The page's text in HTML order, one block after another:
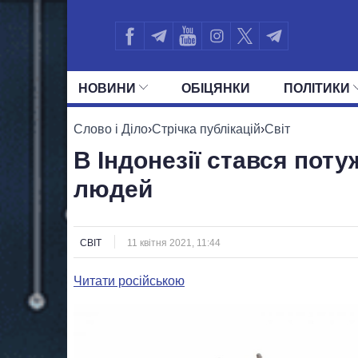
НОВИНИ ОБIЦЯНКИ ПОЛIТИКИ
УСІ ПОЛІТИКИ ПРЕЗИДЕНТ І ОФІС
Слово і Діло›Стрічка публікацій›Світ
В Індонезії стався
людей
СВІТ 11 квітня 2021, 11:44
Читати російською